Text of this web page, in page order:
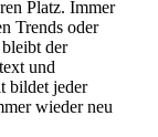
Platz. Immer
Trends oder
der
und
bildet jeder
wieder neu